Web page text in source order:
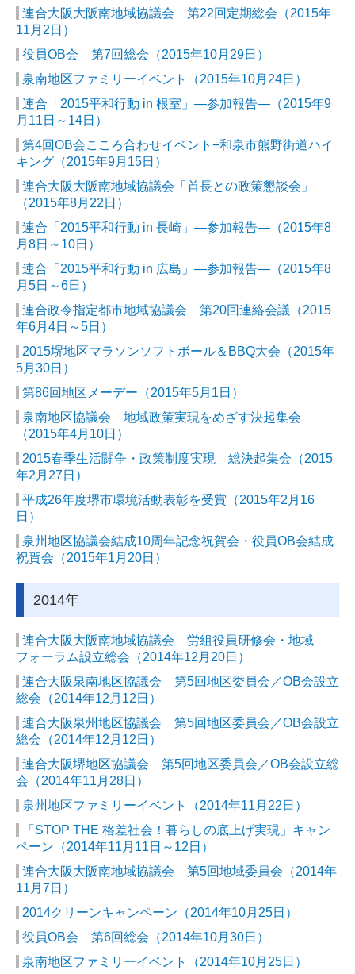
連合大阪大阪南地域協議会 第22回定期総会（2015年
11月2日）
役員OB会 第7回総会（2015年10月29日）
泉南地区ファミリーイベント（2015年10月24日）
連合「2015平和行動 in 根室」―参加報告―（2015年9
月11日～14日）
第4回OB会こころ合わせイベント−和泉市熊野街道ハイ
キング（2015年9月15日）
連合大阪大阪南地域協議会「首長との政策懇談会」
（2015年8月22日）
連合「2015平和行動 in 長崎」―参加報告―（2015年8
月8日～10日）
連合「2015平和行動 in 広島」―参加報告―（2015年8
月5日～6日）
連合政令指定都市地域協議会 第20回連絡会議（2015
年6月4日～5日）
2015堺地区マラソンソフトボール＆BBQ大会（2015年
5月30日）
第86回地区メーデー（2015年5月1日）
泉南地区協議会 地域政策実現をめざす決起集会
（2015年4月10日）
2015春季生活闘争・政策制度実現 総決起集会（2015
年2月27日）
平成26年度堺市環境活動表彰を受賞（2015年2月16
日）
泉州地区協議会結成10周年記念祝賀会・役員OB会結成
祝賀会（2015年1月20日）
2014年
連合大阪大阪南地域協議会 労組役員研修会・地域
フォーラム設立総会（2014年12月20日）
連合大阪泉南地区協議会 第5回地区委員会／OB会設立
総会（2014年12月12日）
連合大阪泉州地区協議会 第5回地区委員会／OB会設立
総会（2014年12月12日）
連合大阪堺地区協議会 第5回地区委員会／OB会設立総
会（2014年11月28日）
泉州地区ファミリーイベント（2014年11月22日）
「STOP THE 格差社会！暮らしの底上げ実現」キャン
ペーン（2014年11月11日～12日）
連合大阪大阪南地域協議会 第5回地域委員会（2014年
11月7日）
2014クリーンキャンペーン（2014年10月25日）
役員OB会 第6回総会（2014年10月30日）
泉南地区ファミリーイベント（2014年10月25日）